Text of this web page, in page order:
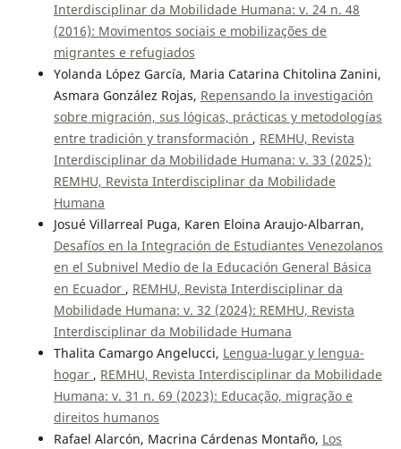
Interdisciplinar da Mobilidade Humana: v. 24 n. 48
(2016): Movimentos sociais e mobilizações de
migrantes e refugiados
Yolanda López García, Maria Catarina Chitolina Zanini,
Asmara González Rojas, Repensando la investigación
sobre migración, sus lógicas, prácticas y metodologías
entre tradición y transformación , REMHU, Revista
Interdisciplinar da Mobilidade Humana: v. 33 (2025):
REMHU, Revista Interdisciplinar da Mobilidade
Humana
Josué Villarreal Puga, Karen Eloina Araujo-Albarran,
Desafíos en la Integración de Estudiantes Venezolanos
en el Subnivel Medio de la Educación General Básica
en Ecuador , REMHU, Revista Interdisciplinar da
Mobilidade Humana: v. 32 (2024): REMHU, Revista
Interdisciplinar da Mobilidade Humana
Thalita Camargo Angelucci, Lengua-lugar y lengua-
hogar , REMHU, Revista Interdisciplinar da Mobilidade
Humana: v. 31 n. 69 (2023): Educação, migração e
direitos humanos
Rafael Alarcón, Macrina Cárdenas Montaño, Los